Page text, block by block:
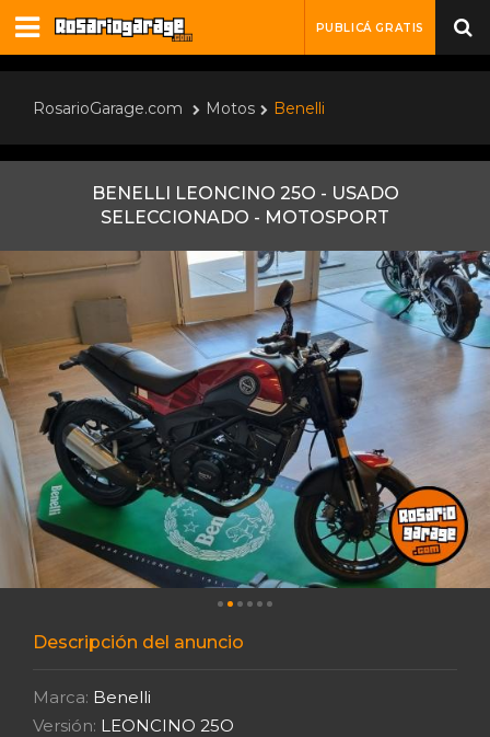
PUBLICÁ GRATIS
RosarioGarage.com Motos Benelli
BENELLI LEONCINO 25O - USADO
SELECCIONADO - MOTOSPORT
Descripción del anuncio
Marca: Benelli
Versión: LEONCINO 25O